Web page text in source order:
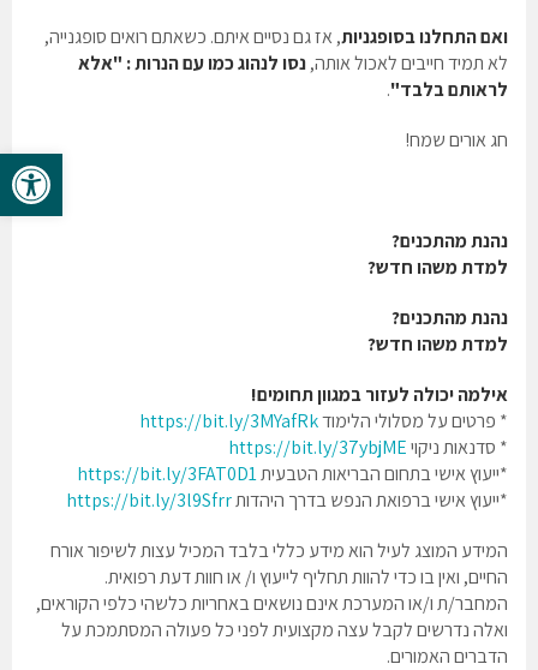
פתח
ואם התחלנו בסופגניות, אז גם נסיים איתם. כשאתם רואים סופגנייה,
לא תמיד חייבים לאכול אותה,נסו לנהוג כמו עם הנרות : "אלא
לראותם בלבד".
חג אורים שמח!
נהנת מהתכנים?
למדת משהו חדש?
נהנת מהתכנים?
למדת משהו חדש?
אילמה יכולה לעזור במגוון תחומים!
* פרטים על מסלולי הלימודhttps://bit.ly/3MYafRk
* סדנאות ניקויhttps://bit.ly/37ybjME
*ייעוץ אישי בתחום הבריאות הטבעיתhttps://bit.ly/3FAT0D1
*ייעוץ אישי ברפואת הנפש בדרך היהדותhttps://bit.ly/3l9Sfrr
המידע המוצג לעיל הוא מידע כללי בלבד המכיל עצות לשיפור אורח
החיים, ואין בו כדי להוות תחליף לייעוץ ו/ או חוות דעת רפואית.
המחבר/ת ו/או המערכת אינם נושאים באחריות כלשהי כלפי הקוראים,
ואלה נדרשים לקבל עצה מקצועית לפני כל פעולה המסתמכת על
הדברים האמורים.